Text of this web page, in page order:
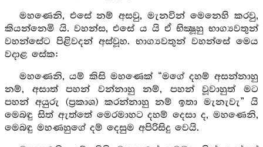
මහණෙනි, එසේ නම් අසවු, මැනවින් මෙනෙහි කරවු,
කියන්නෙමි යි. වහන්ස, එසේ ය යි ඒ භික්‍ෂූහු භාග්‍යවතුන්
වහන්සේට පිළිවදන් අස්වූහ. භාග්‍යවතුන් වහන්සේ මෙය
වදාළ සේක:
මහණෙනි, යම් කිසි මහණෙක් “මගේ දහම් අසන්නාහු
නම්, අසාත් පහන් වන්නාහු නම්, පහන් වූවාහුත් මට
පහන් අයුරු (ප්‍රකාශ) කරන්නාහු නම් ඉතා මැනැවැ” යි
මෙබඳු සිත් ඇත්තේ මෙරමාහට දහම් දෙසා ද, මහණෙනි,
මෙබඳු මහණහුගේ දම් දෙසුම අපිරිසිදු වෙයි.